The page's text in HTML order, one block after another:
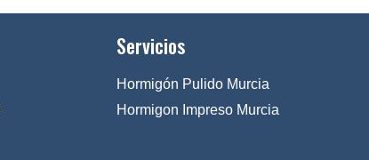
Servicios
Hormigón Pulido Murcia
Hormigon Impreso Murcia